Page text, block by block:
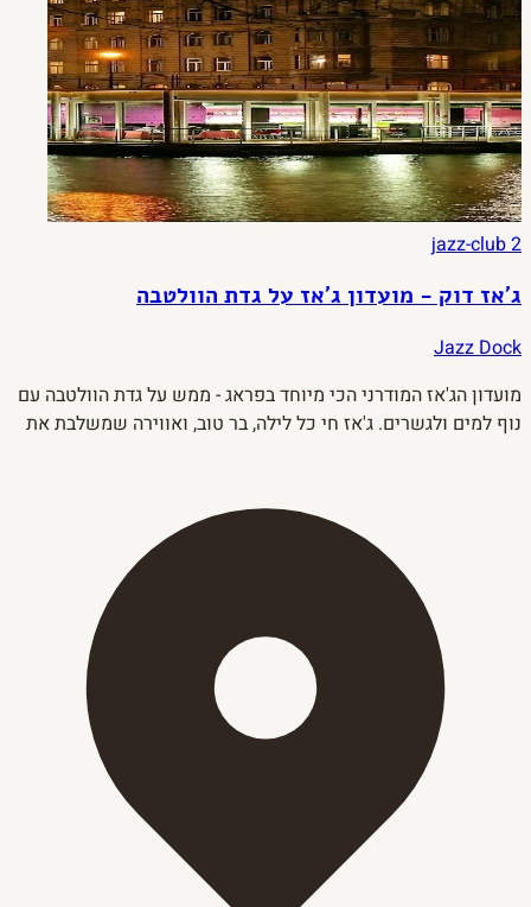
jazz-club2
ג'אז דוק - מועדון ג'אז על גדת הוולטבה
Jazz Dock
מועדון הג'אז המודרני הכי מיוחד בפראג - ממש על גדת הוולטבה עם
נוף למים ולגשרים. ג'אז חי כל לילה, בר טוב, ואווירה שמשלבת את